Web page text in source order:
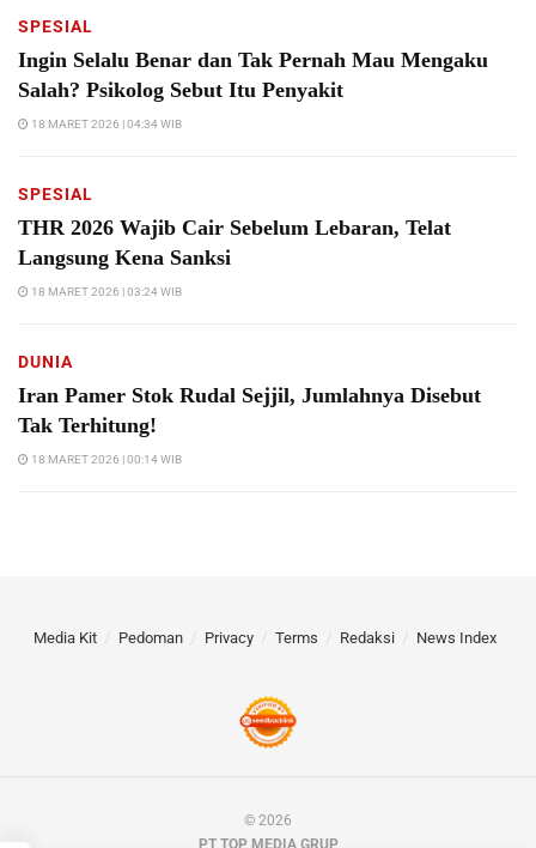
SPESIAL
Ingin Selalu Benar dan Tak Pernah Mau Mengaku
Salah? Psikolog Sebut Itu Penyakit
18 MARET 2026 | 04:34 WIB
SPESIAL
THR 2026 Wajib Cair Sebelum Lebaran, Telat
Langsung Kena Sanksi
18 MARET 2026 | 03:24 WIB
DUNIA
Iran Pamer Stok Rudal Sejjil, Jumlahnya Disebut
Tak Terhitung!
18 MARET 2026 | 00:14 WIB
Media Kit Pedoman Privacy Terms Redaksi News Index
© 2026
PT TOP MEDIA GRUP